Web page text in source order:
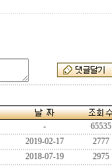
-
65535
2019-02-17
2777
2018-07-19
2975